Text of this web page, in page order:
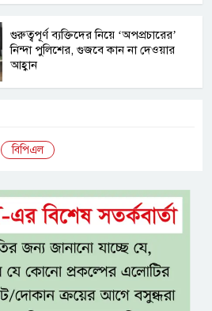
গুরুত্বপূর্ণ ব্যক্তিদের নিয়ে ‘অপপ্রচারের’
নিন্দা পুলিশের, গুজবে কান না দেওয়ার
আহ্বান
বিপিএল